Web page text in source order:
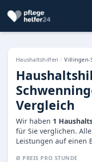
Haushaltshilfen / Villingen-
Vergleich
Wir haben 1
für Sie verglichen.
Leistungen auf einen
Ø PREIS PRO STUNDE